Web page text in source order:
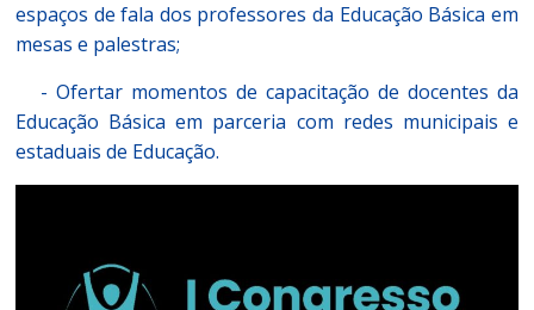
espaços de fala dos professores da Educação Básica em
mesas e palestras;
- Ofertar momentos de capacitação de docentes da
Educação Básica em parceria com redes municipais e
estaduais de Educação.